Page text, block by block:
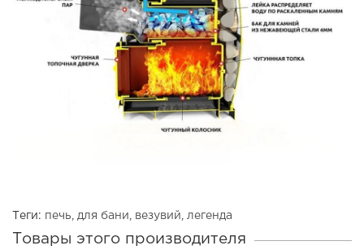
Теги: печь для бани везувий легенда
Товары этого производителя